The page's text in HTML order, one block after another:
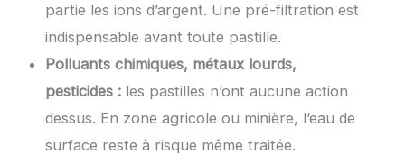
partie les ions d’argent. Une pré-filtration est
indispensable avant toute pastille.
Polluants chimiques, métaux lourds,
pesticides : les pastilles n’ont aucune action
dessus. En zone agricole ou minière, l’eau de
surface reste à risque même traitée.